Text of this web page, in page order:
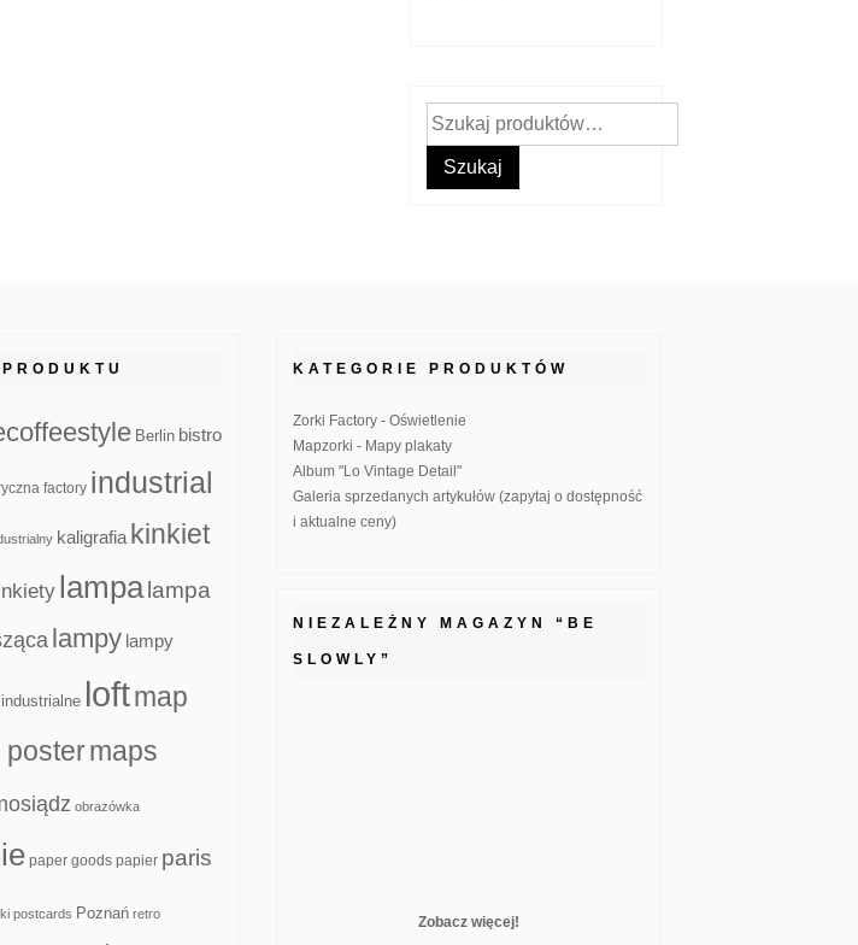
Szukaj:
Szukaj
Berlin bistro
factory industrial
kaligrafia kinkiet
lampa lampa
lampy lampy
loftmap
postermaps
obrazówka
paper goods papier paris
postcards Poznań retro
KATEGORIE PRODUKTÓW
Zorki Factory - Oświetlenie
Mapzorki - Mapy plakaty
Album "Lo Vintage Detail"
Galeria sprzedanych artykułów (zapytaj o dostępność
i aktualne ceny)
NIEZALEŻNY MAGAZYN “BE
SLOWLY”
Zobacz więcej!